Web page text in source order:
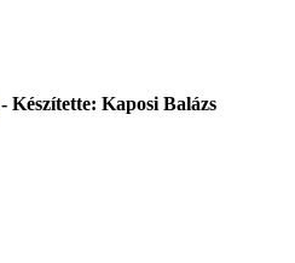
- Készítette: Kaposi Balázs